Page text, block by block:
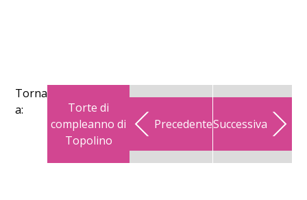
Torna
a:
Torte di
compleanno di
Topolino
PrecedenteSuccessiva